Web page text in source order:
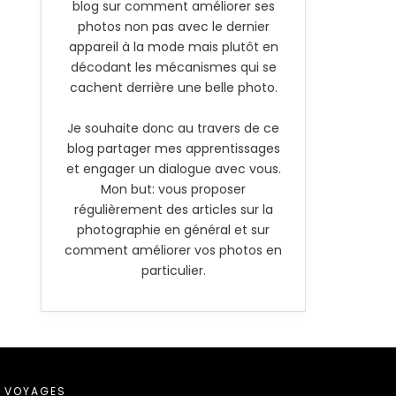
blog sur comment améliorer ses
photos non pas avec le dernier
appareil à la mode mais plutôt en
décodant les mécanismes qui se
cachent derrière une belle photo.
Je souhaite donc au travers de ce
blog partager mes apprentissages
et engager un dialogue avec vous.
Mon but: vous proposer
régulièrement des articles sur la
photographie en général et sur
comment améliorer vos photos en
particulier.
VOYAGES